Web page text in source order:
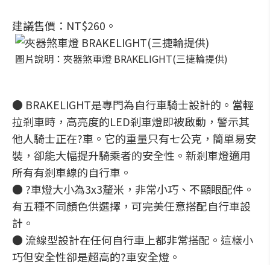
建議售價：NT$260。
圖片說明：夾器煞車燈 BRAKELIGHT(三捷輪提供)
● BRAKELIGHT是專門為自行車騎士設計的。當輕
拉剎車時，高亮度的LED剎車燈即被啟動，警示其
他人騎士正在?車。它的重量只有七公克，簡單易安
裝，卻能大幅提升騎乘者的安全性。新剎車燈適用
所有有剎車線的自行車。
● ?車燈大小為3x3釐米，非常小巧、不顯眼配件。
有五種不同顏色供選擇，可完美任意搭配自行車設
計。
● 流線型設計在任何自行車上都非常搭配。這樣小
巧但安全性卻是超高的?車安全燈。